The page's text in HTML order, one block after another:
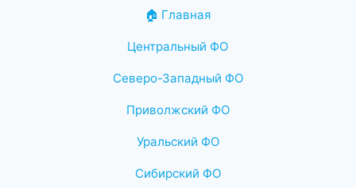
🏠 Главная
Центральный ФО
Северо-Западный ФО
Приволжский ФО
Уральский ФО
Сибирский ФО